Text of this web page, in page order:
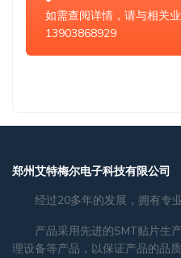
如需查阅详情，请与相关
13903868929
郑州艾特梅尔电子科技有限公司
经过20多年的发展，拥有专
产品采用先进的SMT贴片生
理设备等产品，以保证产品的品